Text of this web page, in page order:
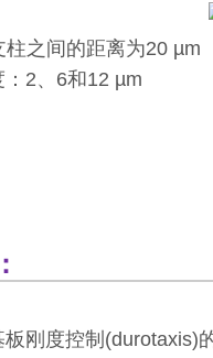
柱之间的距离为20 µm
2、6和12 µm
板刚度控制(durotaxis)